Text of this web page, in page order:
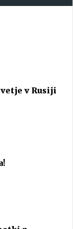
v Rusiji